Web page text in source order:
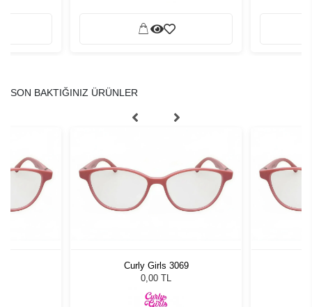
SON BAKTIĞINIZ ÜRÜNLER
Curly Girls 3069
0,00 TL